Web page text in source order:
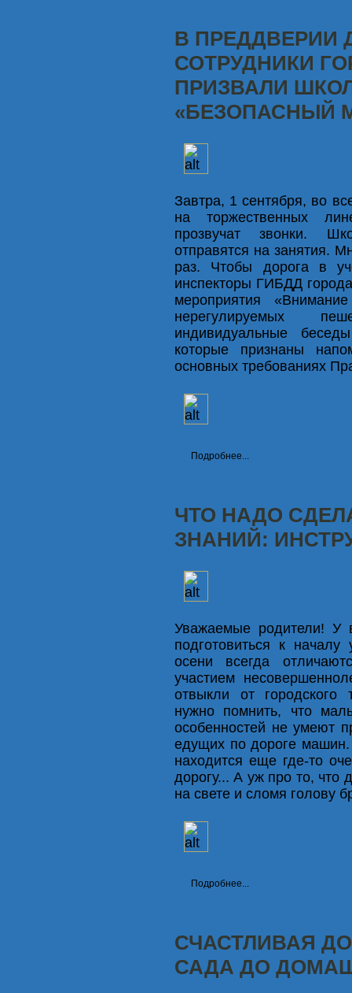
В ПРЕДДВЕРИИ
СОТРУДНИКИ
ПРИЗВАЛИ
«БЕЗОПАСНЫЙ
Завтра, 1 сентября, во
на торжественных
прозвучат звонки.
отправятся на занятия.
раз. Чтобы дорога в
инспекторы ГИБДД
мероприятия
нерегулируемых
индивидуальные
которые признаны
основных требованиях
Подробнее...
ЧТО НАДО
ЗНАНИЙ:
Уважаемые родители! У
подготовиться к
осени всегда
участием
отвыкли от городского
нужно помнить, что
особенностей не умеют
едущих по дороге машин.
находится еще где-то
дорогу... А уж про то, что
на свете и сломя голову
Подробнее...
СЧАСТЛИВАЯ
САДА ДО